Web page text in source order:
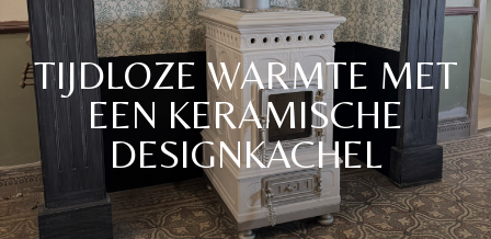
TIJDLOZE WARMTE MET
EEN KERAMISCHE
DESIGNKACHEL